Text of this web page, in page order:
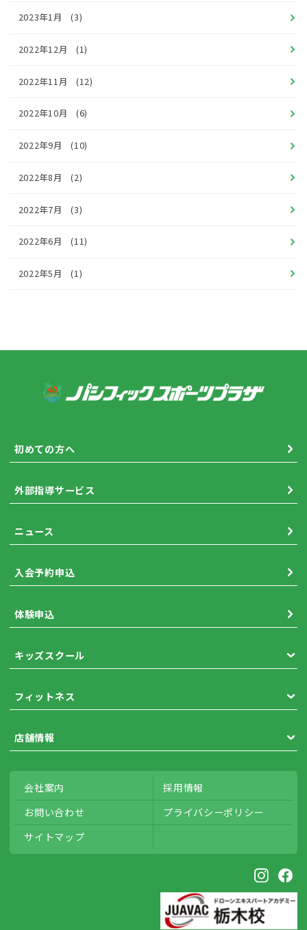
2023年1月 (3)
2022年12月 (1)
2022年11月 (12)
2022年10月 (6)
2022年9月 (10)
2022年8月 (2)
2022年7月 (3)
2022年6月 (11)
2022年5月 (1)
初めての方へ
外部指導サービス
ニュース
入会予約申込
体験申込
キッズスクール
フィットネス
店舗情報
会社案内
採用情報
お問い合わせ
プライバシーポリシー
サイトマップ